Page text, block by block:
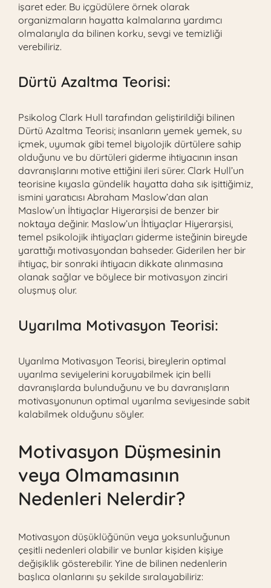
işaret eder. Bu içgüdülere örnek olarak
organizmaların hayatta kalmalarına yardımcı
olmalarıyla da bilinen korku, sevgi ve temizliği
verebiliriz.
Dürtü Azaltma Teorisi:
Psikolog Clark Hull tarafından geliştirildiği bilinen
Dürtü Azaltma Teorisi; insanların yemek yemek, su
içmek, uyumak gibi temel biyolojik dürtülere sahip
olduğunu ve bu dürtüleri giderme ihtiyacının insan
davranışlarını motive ettiğini ileri sürer. Clark Hull’un
teorisine kıyasla gündelik hayatta daha sık işittiğimiz,
ismini yaratıcısı Abraham Maslow’dan alan
Maslow’un İhtiyaçlar Hiyerarşisi de benzer bir
noktaya değinir. Maslow’un İhtiyaçlar Hiyerarşisi,
temel psikolojik ihtiyaçları giderme isteğinin bireyde
yarattığı motivasyondan bahseder. Giderilen her bir
ihtiyaç, bir sonraki ihtiyacın dikkate alınmasına
olanak sağlar ve böylece bir motivasyon zinciri
oluşmuş olur.
Uyarılma Motivasyon Teorisi:
Uyarılma Motivasyon Teorisi, bireylerin optimal
uyarılma seviyelerini koruyabilmek için belli
davranışlarda bulunduğunu ve bu davranışların
motivasyonunun optimal uyarılma seviyesinde sabit
kalabilmek olduğunu söyler.
Motivasyon Düşmesinin
veya Olmamasının
Nedenleri Nelerdir?
Motivasyon düşüklüğünün veya yoksunluğunun
çeşitli nedenleri olabilir ve bunlar kişiden kişiye
değişiklik gösterebilir. Yine de bilinen nedenlerin
başlıca olanlarını şu şekilde sıralayabiliriz: